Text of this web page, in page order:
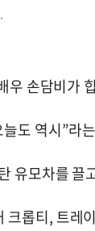
우 손담비가
도 역시”라
유모차를 끌
롭티, 트레